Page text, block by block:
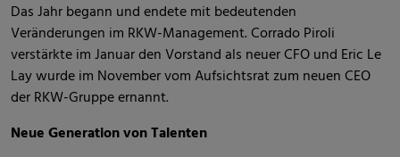
Das Jahr begann und endete mit bedeutenden
Veränderungen im RKW-Management. Corrado Piroli
verstärkte im Januar den Vorstand als neuer CFO und Eric Le
Lay wurde im November vom Aufsichtsrat zum neuen CEO
der RKW-Gruppe ernannt.
Neue Generation von Talenten